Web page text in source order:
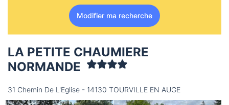
Modifier ma recherche
LA PETITE CHAUMIERE
NORMANDE
31 Chemin De L'Eglise - 14130 TOURVILLE EN AUGE